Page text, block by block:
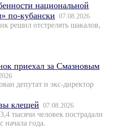
национальной
по-кубански 07.08.2026
решил отстрелять шакалов,
приехал за Смазновым
депутат и экс-директор
клещей 07.08.2026
тысячи человек пострадали
начала года.